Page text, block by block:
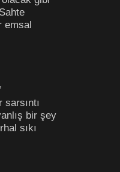
emsal
bir şey
sıkı